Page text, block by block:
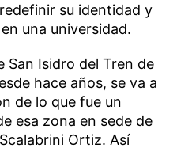
su identidad y
una universidad.
San Isidro del Tren de
hace años, se va a
de lo que fue un
esa zona en sede de
Ortiz. Así